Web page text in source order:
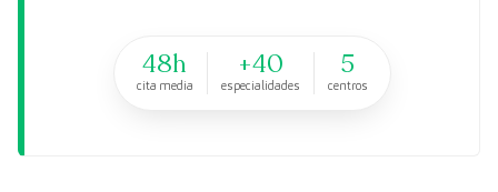
48h
cita media
+40
especialidades
5
centros